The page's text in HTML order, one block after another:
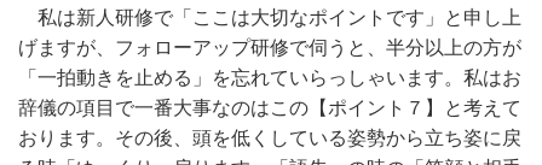
私は新人研修で「ここは大切なポイントです」と申し上
げますが、フォローアップ研修で伺うと、半分以上の方が
「一拍動きを止める」を忘れていらっしゃいます。私はお
辞儀の項目で一番大事なのはこの【ポイント７】と考えて
おります。その後、頭を低くしている姿勢から立ち姿に戻